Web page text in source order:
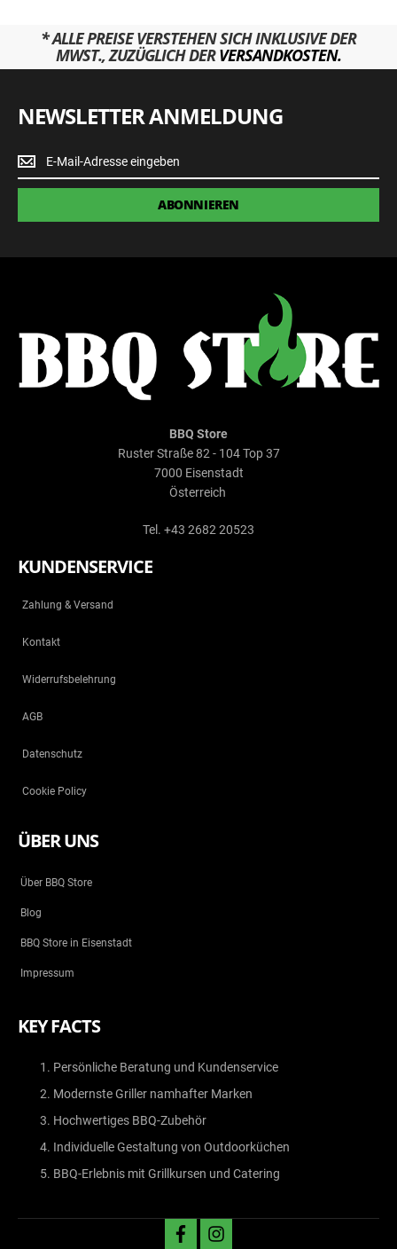
* ALLE PREISE VERSTEHEN SICH INKLUSIVE DER
MWST., ZUZÜGLICH DERVERSANDKOSTEN.
NEWSLETTER ANMELDUNG
Newsletter
Anmeldung
ABONNIEREN
BBQ Store
Ruster Straße 82 - 104 Top 37
7000 Eisenstadt
Österreich
Tel. +43 2682 20523
KUNDENSERVICE
Zahlung & Versand
Kontakt
Widerrufsbelehrung
AGB
Datenschutz
Cookie Policy
ÜBER UNS
Über BBQ Store
Blog
BBQ Store in Eisenstadt
Impressum
KEY FACTS
Persönliche Beratung und Kundenservice
Modernste Griller namhafter Marken
Hochwertiges BBQ-Zubehör
Individuelle Gestaltung von Outdoorküchen
BBQ-Erlebnis mit Grillkursen und Catering
facebookinstagram